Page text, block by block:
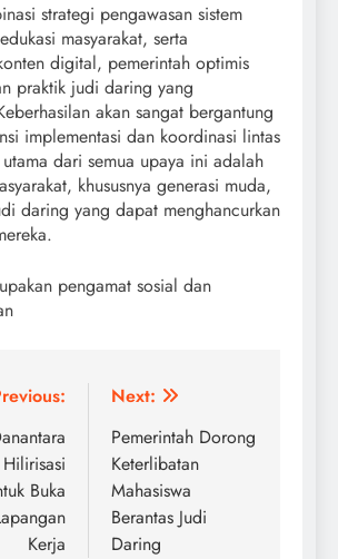
strategi pengawasan sistem
masyarakat, serta
digital, pemerintah optimis
praktik judi daring yang
akan sangat bergantung
implementasi dan koordinasi lintas
utama dari semua upaya ini adalah
khususnya generasi muda,
daring yang dapat menghancurkan
pengamat sosial dan
Buka
Kerja
Next:
Pemerintah Dorong
Keterlibatan
Mahasiswa
Berantas Judi
Daring